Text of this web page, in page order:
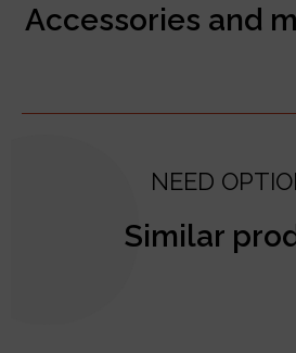
Accessories and
NEED
Similar